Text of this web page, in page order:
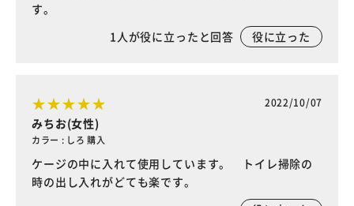
す。
1人が役に立ったと回答 役に立った
2022/10/07
みちお(女性)
カラー : しろ 購入
ケージの中に入れて使用しています。 トイレ掃除の
時の出し入れがどても楽です。